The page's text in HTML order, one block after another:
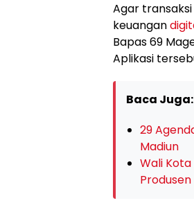
Agar
keuangan
Bapas 69
Aplikasi
Baca Juga:
29
Madiun
Wali
Produsen